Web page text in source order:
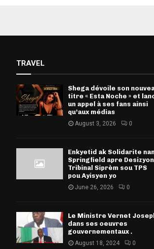
TRAVEL
Shega dévoile son
titre « Esta Noche » et
un appel à ses fans ainsi
qu’aux médias
August 3, 2026 0
Enkyetid ak Solidarite
Springfield apre Desizyon
Tribinal Siprèm sou TPS
pou Ayisyen yo
June 26, 2026 0
Le Ministre Vernet
dans ses oeuvres
gouvernementaux .
August 18, 2024 0